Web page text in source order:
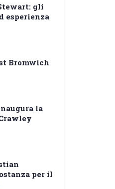
gli
esperienza
Bromwich
la
per il